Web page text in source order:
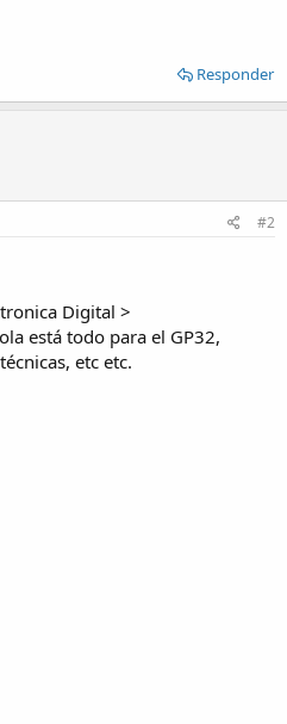
Responder
#2
Digital >
está todo para el GP32,
etc etc.